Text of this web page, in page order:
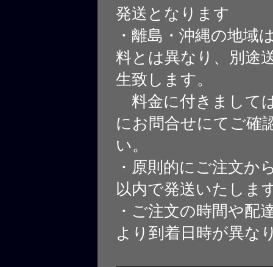
発送となります
・離島・沖縄の地域
料とは異なり、別途
生致します。
料金に付きまして
にお問合せにてご確
い。
・原則的にご注文か
以内で発送いたしま
・ご注文の時間や配
より到着日時が異な